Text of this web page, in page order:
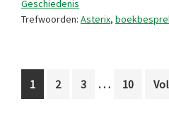
Geschiedenis
Trefwoorden: Asterix,
Pagina
1 Pagina
2 Pagina
3
Interim
… Pagina
10
Ga